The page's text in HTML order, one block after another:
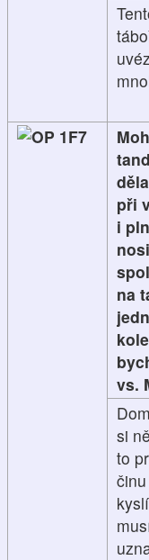
1F7
při
i
na
vs.
si
to